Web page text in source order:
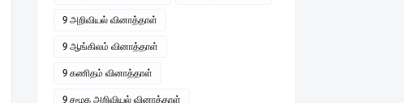
9 அறிவியல் வினாத்தாள்
9 ஆங்கிலம் வினாத்தாள்
9 கணிதம் வினாத்தாள்
9 சமூக அறிவியல் வினாத்தாள்